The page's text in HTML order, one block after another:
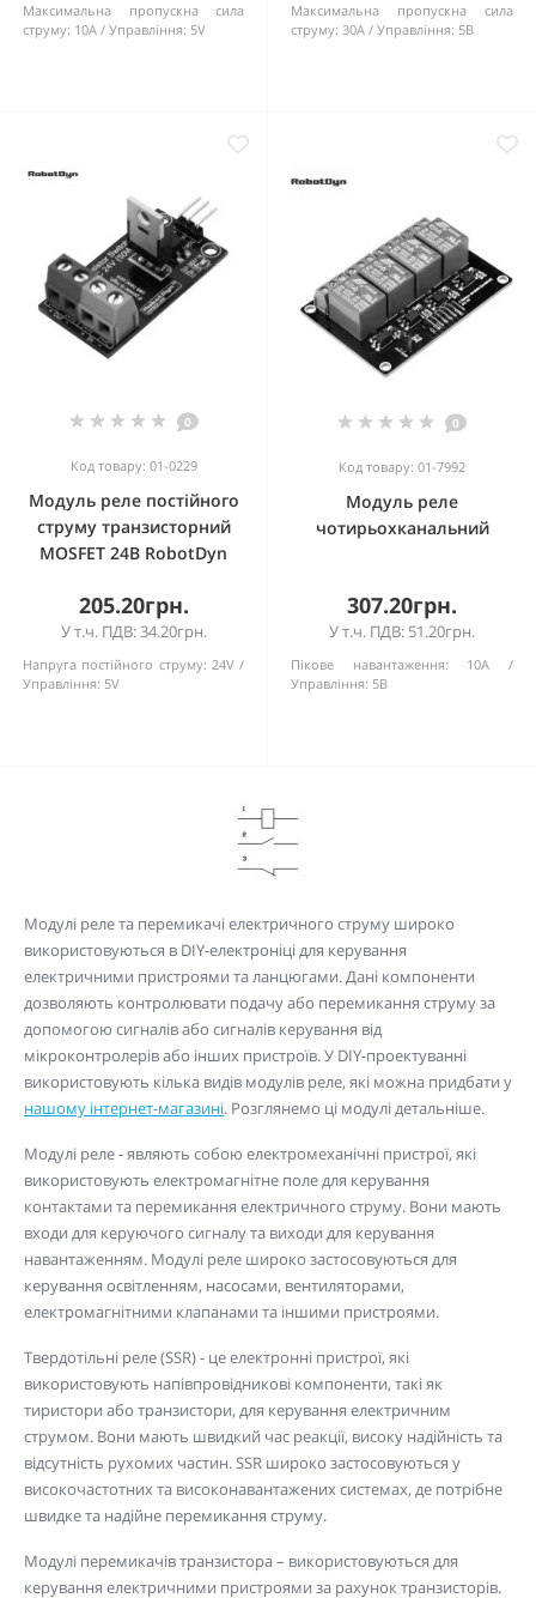
Максимальна пропускна сила
струму: 10A Управління: 5V
Максимальна пропускна сила
струму: 30А Управління: 5В
0
Код товару: 01-0229
Модуль реле постійного
струму транзисторний
MOSFET 24В RobotDyn
205.20грн.
У т.ч. ПДВ: 34.20грн.
Напруга постійного струму: 24V
Управління: 5V
0
Код товару: 01-7992
Модуль реле
чотирьохканальний
307.20грн.
У т.ч. ПДВ: 51.20грн.
Пікове навантаження:
10А
Управління: 5В
Модулі реле та перемикачі електричного струму широко
використовуються в DIY-електроніці для керування
електричними пристроями та ланцюгами. Дані компоненти
дозволяють контролювати подачу або перемикання струму за
допомогою сигналів або сигналів керування від
мікроконтролерів або інших пристроїв. У DIY-проектуванні
використовують кілька видів модулів реле, які можна придбати у
нашому інтернет-магазині. Розглянемо ці модулі детальніше.
Модулі реле - являють собою електромеханічні пристрої, які
використовують електромагнітне поле для керування
контактами та перемикання електричного струму. Вони мають
входи для керуючого сигналу та виходи для керування
навантаженням. Модулі реле широко застосовуються для
керування освітленням, насосами, вентиляторами,
електромагнітними клапанами та іншими пристроями.
Твердотільні реле (SSR) - це електронні пристрої, які
використовують напівпровідникові компоненти, такі як
тиристори або транзистори, для керування електричним
струмом. Вони мають швидкий час реакції, високу надійність та
відсутність рухомих частин. SSR широко застосовуються у
високочастотних та високонавантажених системах, де потрібне
швидке та надійне перемикання струму.
Модулі перемикачів транзистора – використовуються для
керування електричними пристроями за рахунок транзисторів.